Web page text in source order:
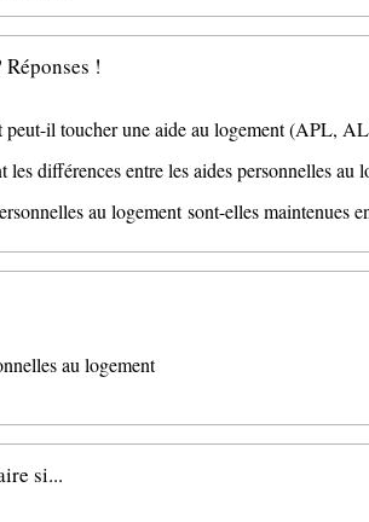
!
peut-il toucher une aide au logement (APL,
les différences entre les aides personnelles au
au logement sont-elles maintenues
au logement
si...